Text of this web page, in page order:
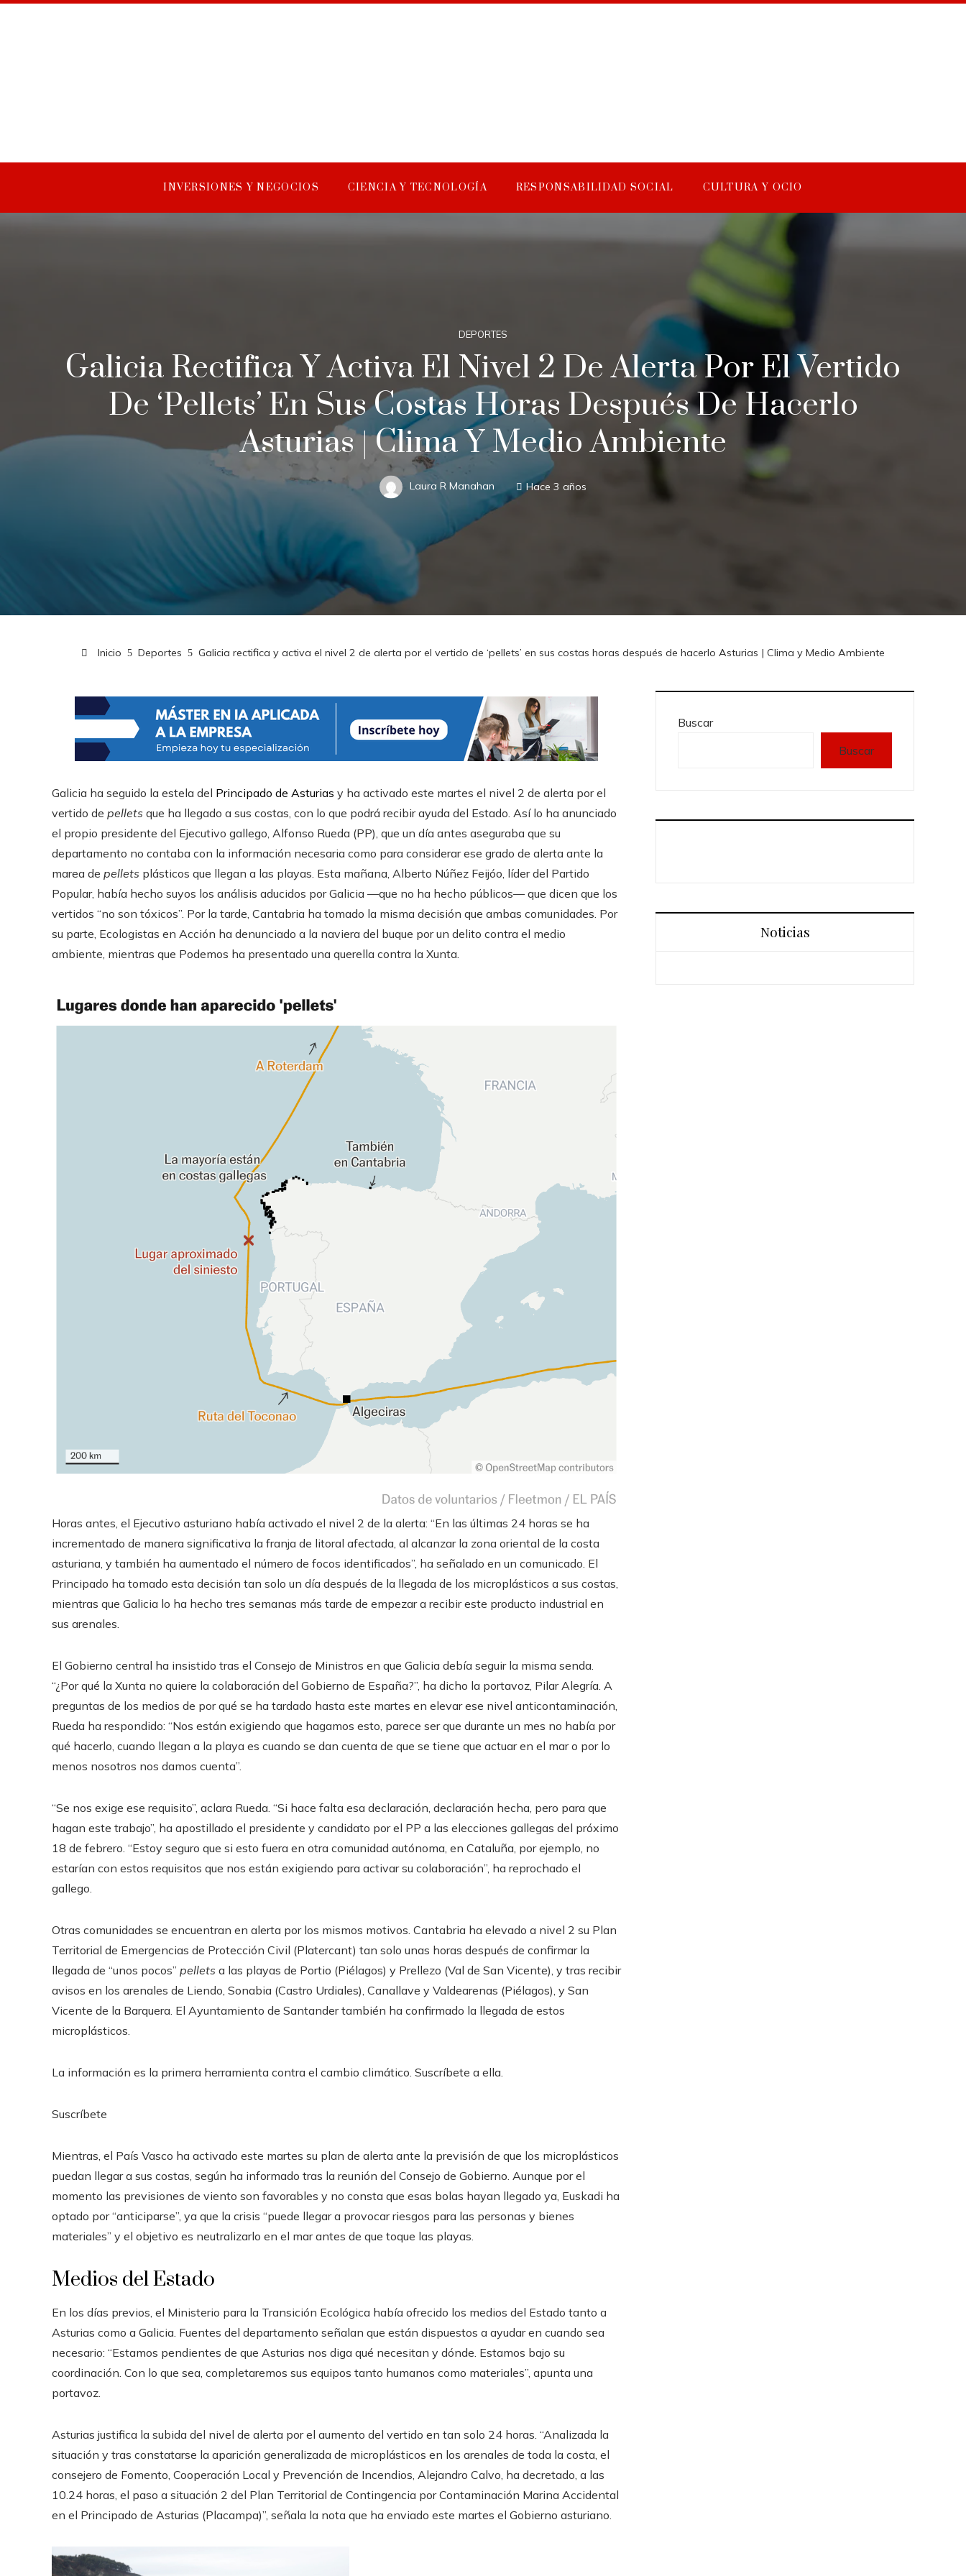
INVERSIONES Y NEGOCIOS CIENCIA Y TECNOLOGÍA RESPONSABILIDAD SOCIAL CULTURA Y OCIO
DEPORTES
Galicia Rectifica Y Activa El Nivel 2 De Alerta Por El Vertido
De ‘pellets’ En Sus Costas Horas Después De Hacerlo
Asturias | Clima Y Medio Ambiente
Laura R Manahan Hace 3 años
Inicio Deportes Galicia rectifica y activa el nivel 2 de alerta por el vertido de ‘pellets’ en sus costas horas después de hacerlo Asturias | Clima y Medio Ambiente
Galicia ha seguido la estela del Principado de Asturias y ha activado este martes el nivel 2 de alerta por el
vertido de pellets que ha llegado a sus costas, con lo que podrá recibir ayuda del Estado. Así lo ha anunciado
el propio presidente del Ejecutivo gallego, Alfonso Rueda (PP), que un día antes aseguraba que su
departamento no contaba con la información necesaria como para considerar ese grado de alerta ante la
marea de pellets plásticos que llegan a las playas. Esta mañana, Alberto Núñez Feijóo, líder del Partido
Popular, había hecho suyos los análisis aducidos por Galicia —que no ha hecho públicos— que dicen que los
vertidos “no son tóxicos”. Por la tarde, Cantabria ha tomado la misma decisión que ambas comunidades. Por
su parte, Ecologistas en Acción ha denunciado a la naviera del buque por un delito contra el medio
ambiente, mientras que Podemos ha presentado una querella contra la Xunta.
Horas antes, el Ejecutivo asturiano había activado el nivel 2 de la alerta: “En las últimas 24 horas se ha
incrementado de manera significativa la franja de litoral afectada, al alcanzar la zona oriental de la costa
asturiana, y también ha aumentado el número de focos identificados”, ha señalado en un comunicado. El
Principado ha tomado esta decisión tan solo un día después de la llegada de los microplásticos a sus costas,
mientras que Galicia lo ha hecho tres semanas más tarde de empezar a recibir este producto industrial en
sus arenales.
El Gobierno central ha insistido tras el Consejo de Ministros en que Galicia debía seguir la misma senda.
“¿Por qué la Xunta no quiere la colaboración del Gobierno de España?”, ha dicho la portavoz, Pilar Alegría. A
preguntas de los medios de por qué se ha tardado hasta este martes en elevar ese nivel anticontaminación,
Rueda ha respondido: “Nos están exigiendo que hagamos esto, parece ser que durante un mes no había por
qué hacerlo, cuando llegan a la playa es cuando se dan cuenta de que se tiene que actuar en el mar o por lo
menos nosotros nos damos cuenta”.
“Se nos exige ese requisito”, aclara Rueda. “Si hace falta esa declaración, declaración hecha, pero para que
hagan este trabajo”, ha apostillado el presidente y candidato por el PP a las elecciones gallegas del próximo
18 de febrero. “Estoy seguro que si esto fuera en otra comunidad autónoma, en Cataluña, por ejemplo, no
estarían con estos requisitos que nos están exigiendo para activar su colaboración”, ha reprochado el
gallego.
Otras comunidades se encuentran en alerta por los mismos motivos. Cantabria ha elevado a nivel 2 su Plan
Territorial de Emergencias de Protección Civil (Platercant) tan solo unas horas después de confirmar la
llegada de “unos pocos” pellets a las playas de Portio (Piélagos) y Prellezo (Val de San Vicente), y tras recibir
avisos en los arenales de Liendo, Sonabia (Castro Urdiales), Canallave y Valdearenas (Piélagos), y San
Vicente de la Barquera. El Ayuntamiento de Santander también ha confirmado la llegada de estos
microplásticos.
La información es la primera herramienta contra el cambio climático. Suscríbete a ella.
Suscríbete
Mientras, el País Vasco ha activado este martes su plan de alerta ante la previsión de que los microplásticos
puedan llegar a sus costas, según ha informado tras la reunión del Consejo de Gobierno. Aunque por el
momento las previsiones de viento son favorables y no consta que esas bolas hayan llegado ya, Euskadi ha
optado por “anticiparse”, ya que la crisis “puede llegar a provocar riesgos para las personas y bienes
materiales” y el objetivo es neutralizarlo en el mar antes de que toque las playas.
Medios del Estado
En los días previos, el Ministerio para la Transición Ecológica había ofrecido los medios del Estado tanto a
Asturias como a Galicia. Fuentes del departamento señalan que están dispuestos a ayudar en cuando sea
necesario: “Estamos pendientes de que Asturias nos diga qué necesitan y dónde. Estamos bajo su
coordinación. Con lo que sea, completaremos sus equipos tanto humanos como materiales”, apunta una
portavoz.
Asturias justifica la subida del nivel de alerta por el aumento del vertido en tan solo 24 horas. “Analizada la
situación y tras constatarse la aparición generalizada de microplásticos en los arenales de toda la costa, el
consejero de Fomento, Cooperación Local y Prevención de Incendios, Alejandro Calvo, ha decretado, a las
10.24 horas, el paso a situación 2 del Plan Territorial de Contingencia por Contaminación Marina Accidental
en el Principado de Asturias (Placampa)”, señala la nota que ha enviado este martes el Gobierno asturiano.
Buscar
Buscar
Noticias